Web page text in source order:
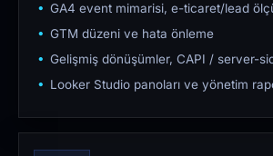
GA4 event mimarisi, e-ticaret/lead
GTM düzeni ve hata önleme
Gelişmiş dönüşümler, CAPI / server-
Looker Studio panoları ve yönetim